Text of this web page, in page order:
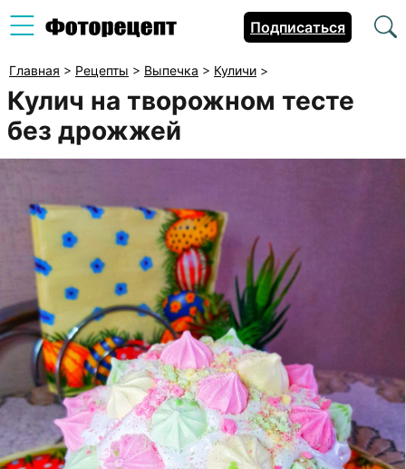
Подписаться
Главная > Рецепты > Выпечка > Куличи >
Кулич на творожном тесте
без дрожжей